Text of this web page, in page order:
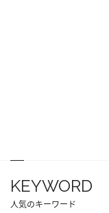
KEYWORD
人気のキーワード